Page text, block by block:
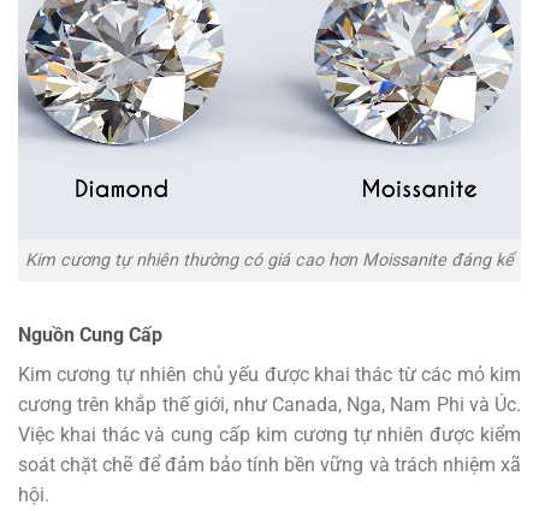
Kim cương tự nhiên thường có giá cao hơn Moissanite đáng kể
Nguồn Cung Cấp
Kim cương tự nhiên chủ yếu được khai thác từ các mỏ kim
cương trên khắp thế giới, như Canada, Nga, Nam Phi và Úc.
Việc khai thác và cung cấp kim cương tự nhiên được kiểm
soát chặt chẽ để đảm bảo tính bền vững và trách nhiệm xã
hội.